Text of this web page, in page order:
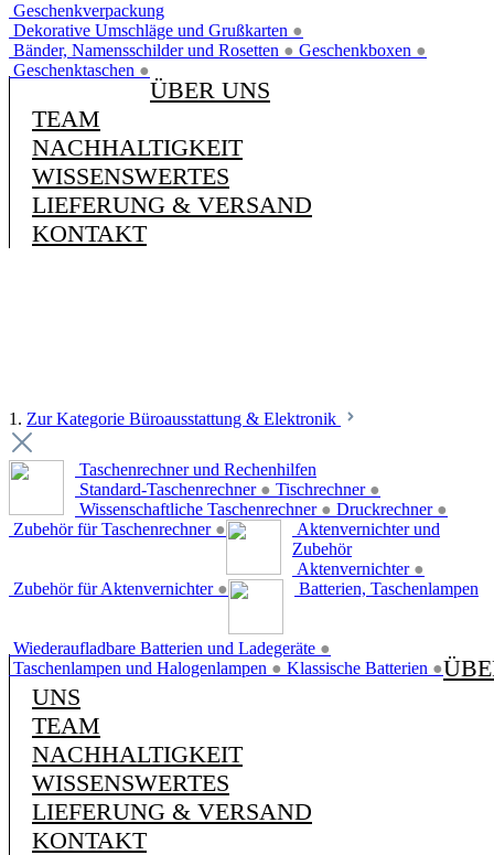
Geschenkverpackung
Dekorative Umschläge und Grußkarten ●
Bänder, Namensschilder und Rosetten ● Geschenkboxen ●
Geschenktaschen ●
ÜBER UNS
TEAM
NACHHALTIGKEIT
WISSENSWERTES
LIEFERUNG & VERSAND
KONTAKT
1. Zur Kategorie Büroausstattung & Elektronik
Taschenrechner und Rechenhilfen
Standard-Taschenrechner ● Tischrechner ●
Wissenschaftliche Taschenrechner ● Druckrechner ●
Zubehör für Taschenrechner ●
Aktenvernichter und
Zubehör
Aktenvernichter ●
Zubehör für Aktenvernichter ● Batterien, Taschenlampen
Wiederaufladbare Batterien und Ladegeräte ●
Taschenlampen und Halogenlampen ● Klassische Batterien ●
UNS
TEAM
NACHHALTIGKEIT
WISSENSWERTES
LIEFERUNG & VERSAND
KONTAKT